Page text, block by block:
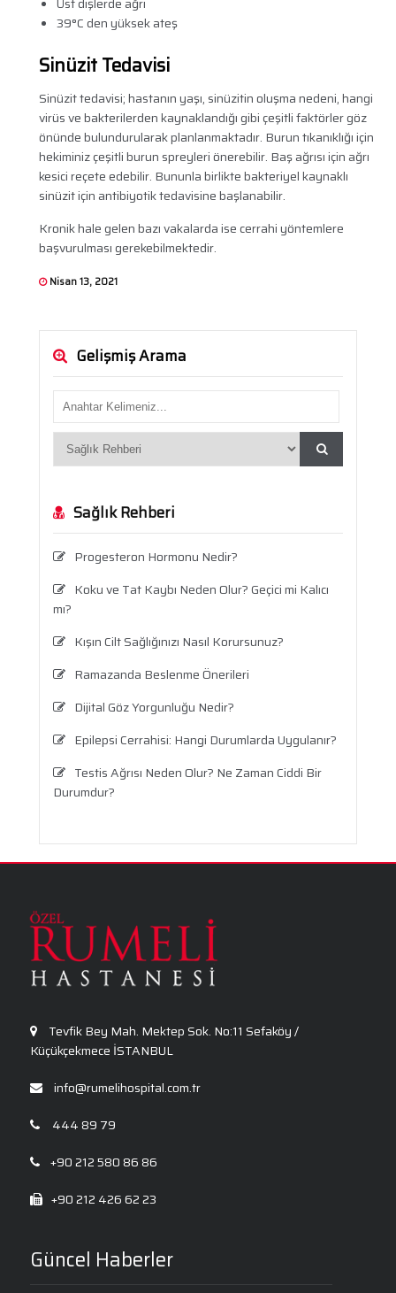
39°C den yüksek ateş
Sinüzit Tedavisi
Sinüzit tedavisi; hastanın yaşı, sinüzitin oluşma nedeni, hangi
virüs ve bakterilerden kaynaklandığı gibi çeşitli faktörler göz
önünde bulundurularak planlanmaktadır. Burun tıkanıklığı için
hekiminiz çeşitli burun spreyleri önerebilir. Baş ağrısı için ağrı
kesici reçete edebilir. Bununla birlikte bakteriyel kaynaklı
sinüzit için antibiyotik tedavisine başlanabilir.
Kronik hale gelen bazı vakalarda ise cerrahi yöntemlere
başvurulması gerekebilmektedir.
Nisan 13, 2021
Gelişmiş Arama
Sağlık Rehberi
Progesteron Hormonu Nedir?
Koku ve Tat Kaybı Neden Olur? Geçici mi Kalıcı
mı?
Kışın Cilt Sağlığınızı Nasıl Korursunuz?
Ramazanda Beslenme Önerileri
Dijital Göz Yorgunluğu Nedir?
Epilepsi Cerrahisi: Hangi Durumlarda Uygulanır?
Testis Ağrısı Neden Olur? Ne Zaman Ciddi Bir
Durumdur?
Aronya Faydaları Nelerdir?
Kalp Ritim Bozukluğu
Anksiyete Bozukluğu: Belirtiler, Nedenler, Tanı
ve Etkili Tedavi Seçenekleri
Tevfik Bey Mah. Mektep Sok. No:11 Sefaköy /
Küçükçekmece İSTANBUL
info@rumelihospital.com.tr
444 89 79
+90 212 580 86 86
+90 212 426 62 23
Güncel Haberler